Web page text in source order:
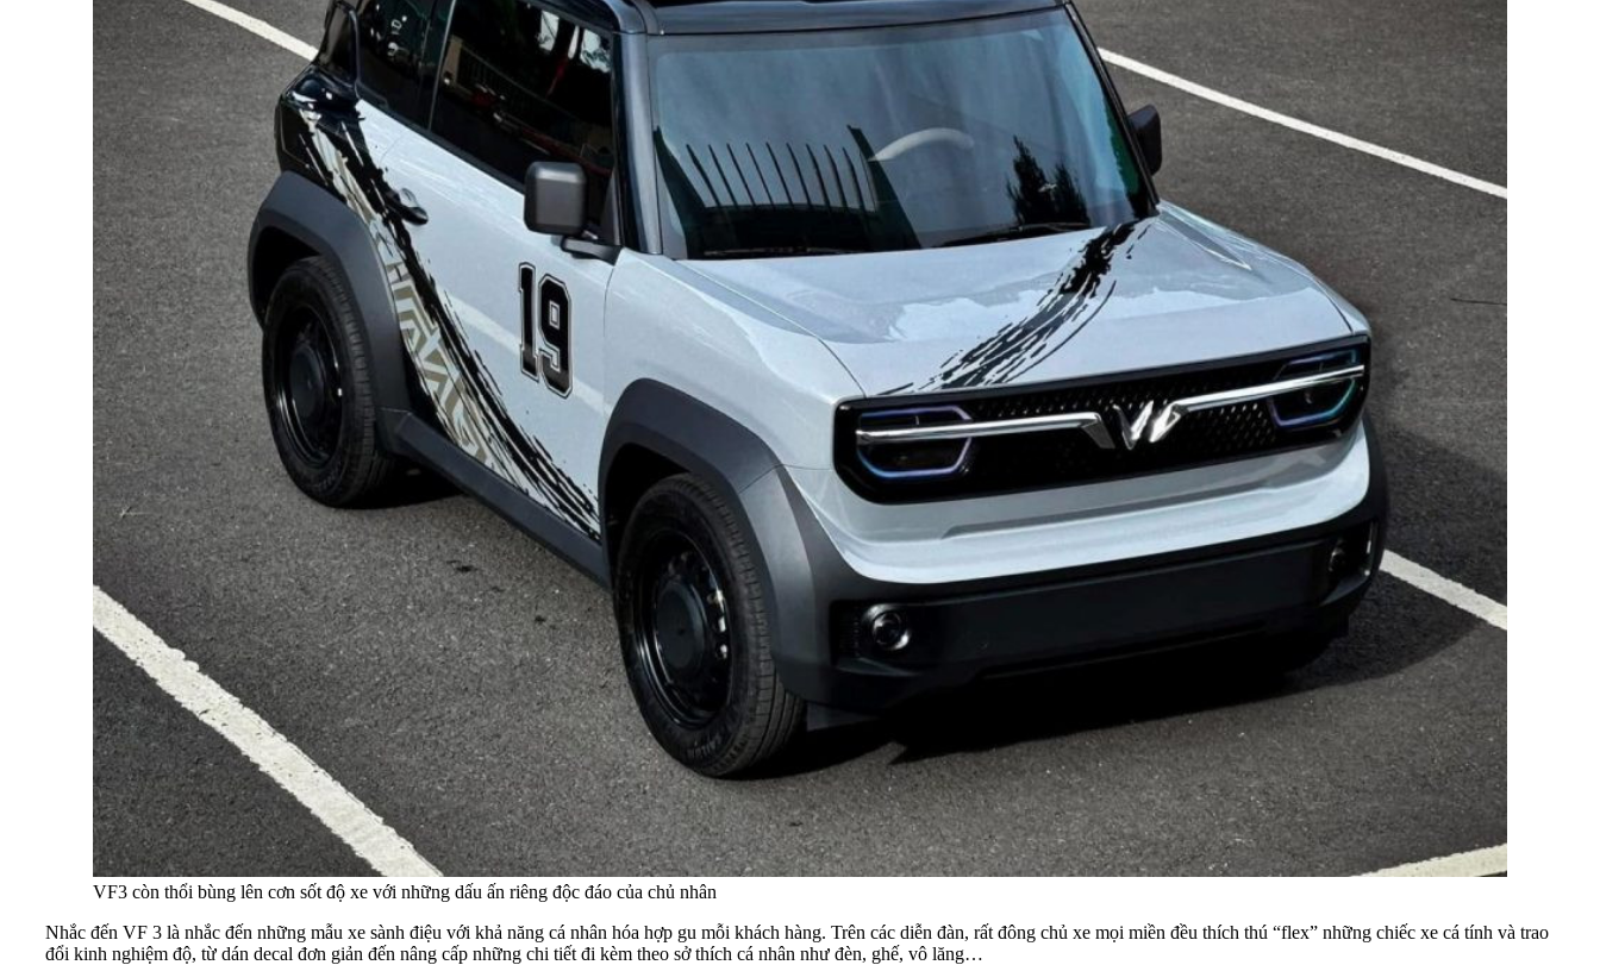
VF3 còn thổi bùng lên cơn sốt độ xe với những dấu ấn riêng độc đáo của chủ nhân
Nhắc đến VF 3 là nhắc đến những mẫu xe sành điệu với khả năng cá nhân hóa hợp gu mỗi khách hàng. Trên các diễn đàn, rất đông chủ xe mọi miền đều thích thú “flex” những chiếc xe cá tính và trao
đổi kinh nghiệm độ, từ dán decal đơn giản đến nâng cấp những chi tiết đi kèm theo sở thích cá nhân như đèn, ghế, vô lăng…